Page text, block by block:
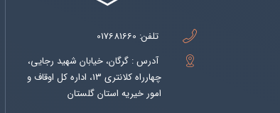
تلفن: 017681660
آدرس : گرگان، خیابان شهید رجایی،
چهارراه کلانتری 13، اداره کل اوقاف و
امور خیریه استان گلستان